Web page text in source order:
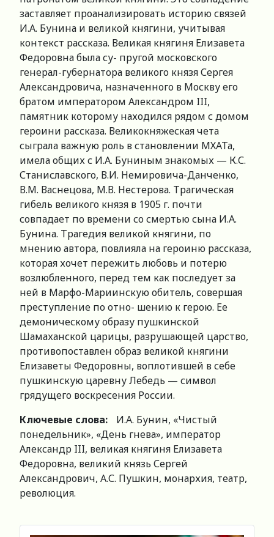
заставляет проанализировать историю связей
И.А. Бунина и великой княгини, учитывая
контекст рассказа. Великая княгиня Елизавета
Федоровна была су- пругой московского
генерал-губернатора великого князя Сергея
Александровича, назначенного в Москву его
братом императором Александром III,
памятник которому находился рядом с домом
героини рассказа. Великокняжеская чета
сыграла важную роль в становлении МХАТа,
имела общих с И.А. Буниным знакомых — К.С.
Станиславского, В.И. Немировича-Данченко,
В.М. Васнецова, М.В. Нестерова. Трагическая
гибель великого князя в 1905 г. почти
совпадает по времени со смертью сына И.А.
Бунина. Трагедия великой княгини, по
мнению автора, повлияла на героиню рассказа,
которая хочет пережить любовь и потерю
возлюбленного, перед тем как последует за
ней в Марфо-Мариинскую обитель, совершая
преступление по отно- шению к герою. Ее
демоническому образу пушкинской
Шамаханской царицы, разрушающей царство,
противопоставлен образ великой княгини
Елизаветы Федоровны, воплотившей в себе
пушкинскую царевну Лебедь — символ
грядущего воскресения России.
Ключевые слова:
И.А. Бунин, «Чистый
понедельник», «День гнева», император
Александр III, великая княгиня Елизавета
Федоровна, великий князь Сергей
Александрович, А.С. Пушкин, монархия, театр,
революция.